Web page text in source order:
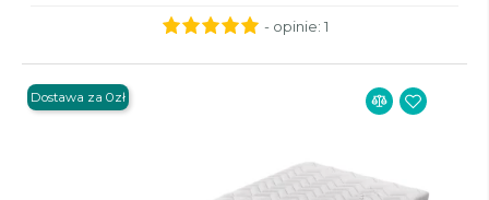
- opinie: 1
Dostawa za 0zł